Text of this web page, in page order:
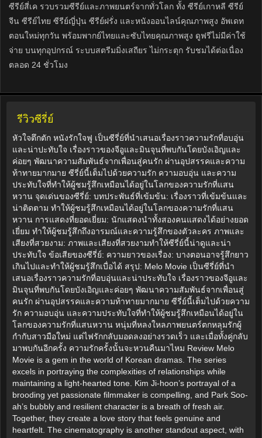
ซีรีย์สี่เค รวบรวมซีรีย์และภาพยนตร์จากทั่วโลก ทั้ง ซีรีย์เกาหลี ซีรีย์
จีน ซีรีย์ไทย ซีรีย์ญี่ปุ่น ซีรีย์ฝรั่ง และหนังออนไลน์คุณภาพสูง อัพเดท
ตอนใหม่ทุกวัน พร้อมพากย์ไทยและซับไทยคุณภาพสูง ดูฟรีไม่มีค่าใช้
จ่าย บนทุกอุปกรณ์ ระบบสตรีมมิ่งเสถียร ไม่กระตุก รับชมได้ต่อเนื่อง
ตลอด 24 ชั่วโมง
รีวิวซีรี่ย์
หัวใจตึกตัก หนังรักใจฟู เป็นซีรี่ย์ที่นำเสนอเรื่องราวความรักที่อบอุ่น
และน่าปะทับใจ เรื่องราวของจีอูและมินจุนที่พบกันโดยบังเอิญและ
ค่อยๆ พัฒนาความสัมพันธ์จากเพื่อนสู่คนรัก ผ่านอุปสรรคและความ
ท้าทายมากมาย ซีรี่ย์นี้เต็มไปด้วยความรัก ความอบอุ่น และความ
ประทับใจที่ทำให้ผู้ชมรู้สึกเหมือนได้อยู่ในโลกของความรักที่แสน
หวาน จุดเด่นของซีรี่ย์: บทประพันธ์ที่เข้มข้น: เรื่องราวที่เข้มข้นและ
น่าติดตาม ทำให้ผู้ชมรู้สึกเหมือนได้อยู่ในโลกของความรักที่แสน
หวาน การแสดงที่ยอดเยี่ยม: นักแสดงนำทั้งสองคนแสดงได้อย่างยอด
เยี่ยม ทำให้ผู้ชมรู้สึกถึงอารมณ์และความรู้สึกของตัวละคร ภาพและ
เสียงที่สวยงาม: ภาพและเสียงที่สวยงามทำให้ซีรี่ย์นี้น่าดูและน่า
ประทับใจ ข้อเสียของซีรี่ย์: ความยาวของเรื่อง: บางตอนอาจรู้สึกยาว
เกินไปและทำให้ผู้ชมรู้สึกเบื่อได้ สรุป: Melo Movie เป็นซีรี่ย์ที่นำ
เสนอเรื่องราวความรักที่อบอุ่นและน่าประทับใจ เรื่องราวของจีอูและ
มินจุนที่พบกันโดยบังเอิญและค่อยๆ พัฒนาความสัมพันธ์จากเพื่อนสู่
คนรัก ผ่านอุปสรรคและความท้าทายมากมาย ซีรี่ย์นี้เต็มไปด้วยความ
รัก ความอบอุ่น และความประทับใจที่ทำให้ผู้ชมรู้สึกเหมือนได้อยู่ใน
โลกของความรักที่แสนหวาน หนุ่มที่หลงใหลภาพยนตร์ตกหลุมรักผู้
กำกับสาวมือใหม่ แต่ไฟรักกลับมอดลงอย่างรวดเร็ว และเมื่อทั้งคู่กลับ
มาพบกันอีกครั้ง ความรักครั้งนั้นจะหวนคืนมาไหม Review Melo
Movie is a gem in the world of Korean dramas. The series
excels in portraying the complexities of relationships while
maintaining a light-hearted tone. Kim Ji-hoon’s portrayal of a
brooding yet passionate filmmaker is compelling, and Park Soo-
ah’s bubbly and resilient character is a breath of fresh air.
Together, they create a love story that feels genuine and
heartfelt. The cinematography is another standout aspect, with